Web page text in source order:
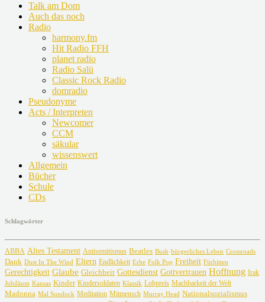
Talk am Dom
Auch das noch
Radio
harmony.fm
Hit Radio FFH
planet radio
Radio Salü
Classic Rock Radio
domradio
Pseudonyme
Acts / Interpreten
Newcomer
CCM
säkular
wissenswert
Allgemein
Bücher
Schule
CDs
Schlagwörter
ABBA Altes Testament Antisemitismus Beatles Bush bürgerliches Leben Crossroads
Dank Dust In The Wind Eltern Endlichkeit Erbe Folk Pop Freiheit Fürbitten
Gerechtigkeit Glaube Gleichheit Gottesdienst Gottvertrauen Hoffnung Irak
Jubiläum Kansas Kinder Kindersoldaten Klassik Lobpreis Machbarkeit der Welt
Madonna Mal Sondock Meditation Mitmensch Murray Head Nationalsozialismus